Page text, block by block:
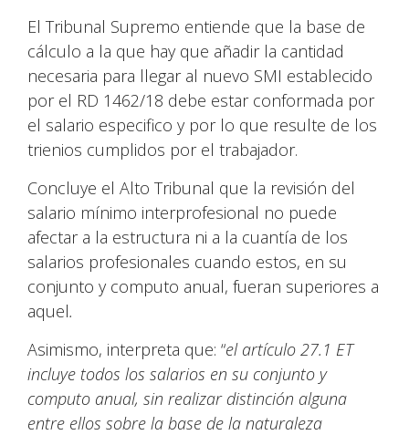
El Tribunal Supremo entiende que la base de
cálculo a la que hay que añadir la cantidad
necesaria para llegar al nuevo SMI establecido
por el RD 1462/18 debe estar conformada por
el salario especifico y por lo que resulte de los
trienios cumplidos por el trabajador.
Concluye el Alto Tribunal que la revisión del
salario mínimo interprofesional no puede
afectar a la estructura ni a la cuantía de los
salarios profesionales cuando estos, en su
conjunto y computo anual, fueran superiores a
aquel.
Asimismo, interpreta que: “el artículo 27.1 ET
incluye todos los salarios en su conjunto y
computo anual, sin realizar distinción alguna
entre ellos sobre la base de la naturaleza